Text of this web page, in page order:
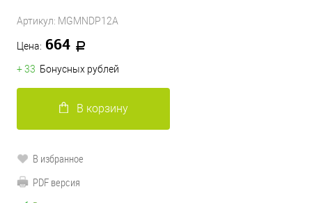
Артикул: MGMNDP12A
Цена: 664
+ 33 Бонусных рублей
В корзину
В избранное
PDF версия